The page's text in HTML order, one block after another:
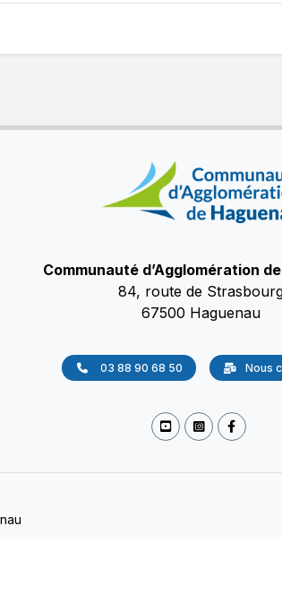
Communauté d’Agglomération
84, route de
67500 Haguenau
03 88 90 68 50 Nous